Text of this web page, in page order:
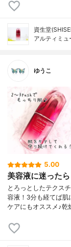
資生堂
アルティミュ
ゆうこ
5.00
美容液に迷ったら
とろっとしたテクス
容液！3分も経てば肌
ケアにもオススメ♪乾